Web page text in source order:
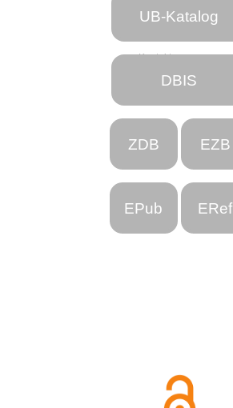
Web-Team
der UB
Kontakt
UB-Katalog
DBIS
ZDB EZB
EPub ERef